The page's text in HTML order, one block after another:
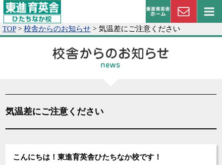
TOP> 校舎からのお知らせ > 気温差にご注意ください
気温差にご注意ください
こんにちは！東進育英舎ひたちなか校です！